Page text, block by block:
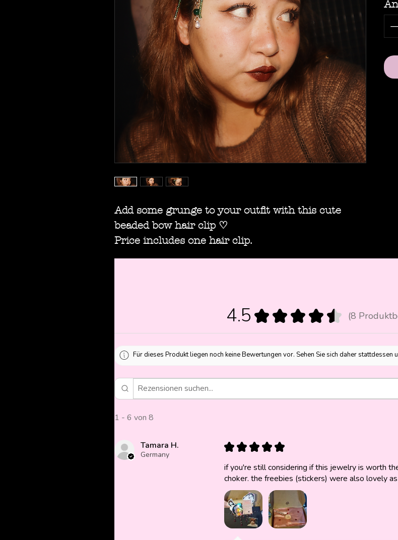
Add some grunge to your outfit with this cute
beaded bow hair clip ♡
Price includes one hair clip.
4.5 ★ ★ ★ ★ ★ 8
8
Für dieses Produkt liegen noch keine Bewertungen vor. Sehen Sie sich daher stattdessen
1 - 6 von 8
Tamara H.
Germany
★ ★ ★ ★ ★
if you're still considering if this jewelry is worth
choker. the freebies (stickers) were also lovely